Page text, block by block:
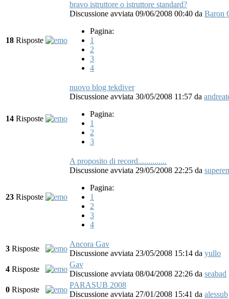
18 Risposte
bravo istruttore o istruttore standard?
Discussione avviata 09/06/2008 00:40 da Baron
Pagina:
1
2
3
4
14 Risposte
nuovo blog tekdiver
Discussione avviata 30/05/2008 11:57 da
Pagina:
1
2
3
23 Risposte
A proposito di record..............
Discussione avviata 29/05/2008 22:25 da
Pagina:
1
2
3
4
3 Risposte
Ancora Gav
Discussione avviata 23/05/2008 15:14 da yullo
4 Risposte
Gav
Discussione avviata 08/04/2008 22:26 da seabad
0 Risposte
PARASUB 2008
Discussione avviata 27/01/2008 15:41 da alessub